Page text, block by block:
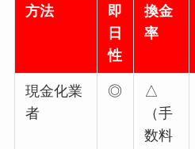
方法
即
日
性
換金
率
現金化業
者
◎
△
（手
数料